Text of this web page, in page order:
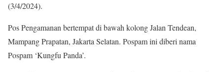
(3/4/2024).
Pos Pengamanan bertempat di bawah kolong Jalan Tendean,
Mampang Prapatan, Jakarta Selatan. Pospam ini diberi nama
Pospam ‘Kungfu Panda’.